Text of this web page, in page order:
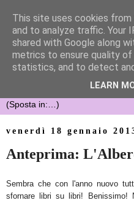
venerdì 18 gennaio
Anteprima:
Sembra che con l'anno nuovo
sfornare libri su libri! Benissimo!
This site uses cookies
and to analyze traffic. Your
shared with Google along
metrics to ensure quality of
statistics, and to detect
LEARN